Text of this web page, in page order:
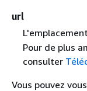
url
Pour de plus
consulter
Vous pouvez